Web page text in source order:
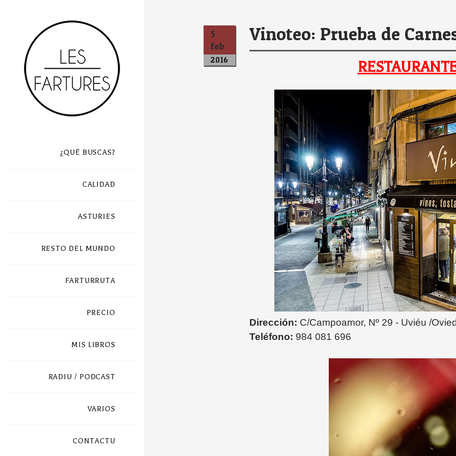
¿QUÉ BUSCAS?
CALIDAD
ASTURIES
RESTO DEL MUNDO
FARTURRUTA
PRECIO
MIS LIBROS
RADIU / PODCAST
VARIOS
CONTACTU
Vinoteo: Prueba de
5
feb
2016
Dirección: C/Campoamor, Nº 29 - Uviéu /
Teléfono: 984 081 696